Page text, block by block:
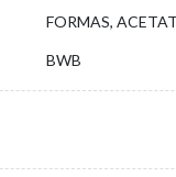
FORMAS,
BWB